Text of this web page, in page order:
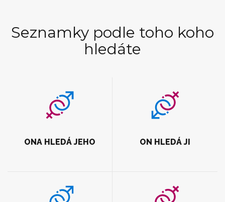
Seznamky podle toho koho
hledáte
ONA HLEDÁ JEHO ON HLEDÁ JI